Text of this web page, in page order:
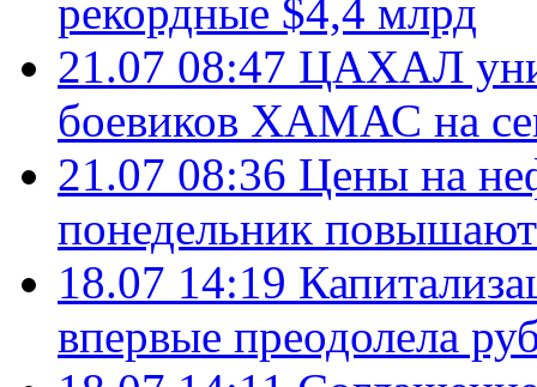
рекордные $4,4 млрд
21.07 08:47 ЦАХАЛ
боевиков ХАМАС на
21.07 08:36 Цены на
понедельник
18.07 14:19
впервые преодолела